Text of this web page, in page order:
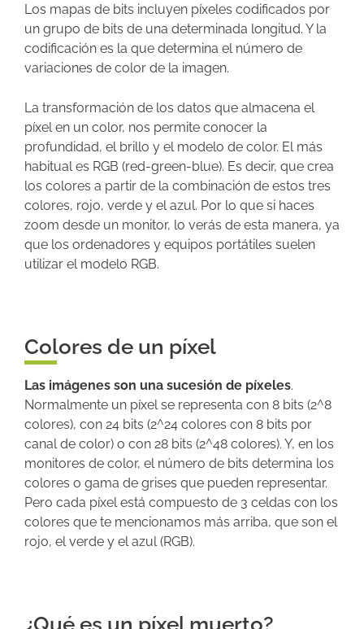
Los mapas de bits incluyen píxeles codificados por
un grupo de bits de una determinada longitud. Y la
codificación es la que determina el número de
variaciones de color de la imagen.
La transformación de los datos que almacena el
píxel en un color, nos permite conocer la
profundidad, el brillo y el modelo de color. El más
habitual es RGB (red-green-blue). Es decir, que crea
los colores a partir de la combinación de estos tres
colores, rojo, verde y el azul. Por lo que si haces
zoom desde un monitor, lo verás de esta manera, ya
que los ordenadores y equipos portátiles suelen
utilizar el modelo RGB.
Colores de un píxel
Las imágenes son una sucesión de píxeles.
Normalmente un píxel se representa con 8 bits (2^8
colores), con 24 bits (2^24 colores con 8 bits por
canal de color) o con 28 bits (2^48 colores). Y, en los
monitores de color, el número de bits determina los
colores o gama de grises que pueden representar.
Pero cada píxel está compuesto de 3 celdas con los
colores que te mencionamos más arriba, que son el
rojo, el verde y el azul (RGB).